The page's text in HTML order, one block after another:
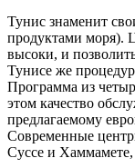
Тунис знаменит
продуктами моря).
высоки, и
Тунисе же
Программа из
этом качество
предлагаемому
Современные
Суссе и